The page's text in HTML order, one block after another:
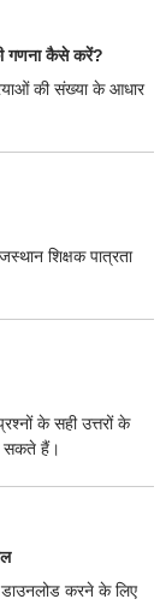
गणना कैसे करें?
की संख्या के आधार
शिक्षक पात्रता
के सही उत्तरों के
सकते हैं।
डाउनलोड करने के लिए